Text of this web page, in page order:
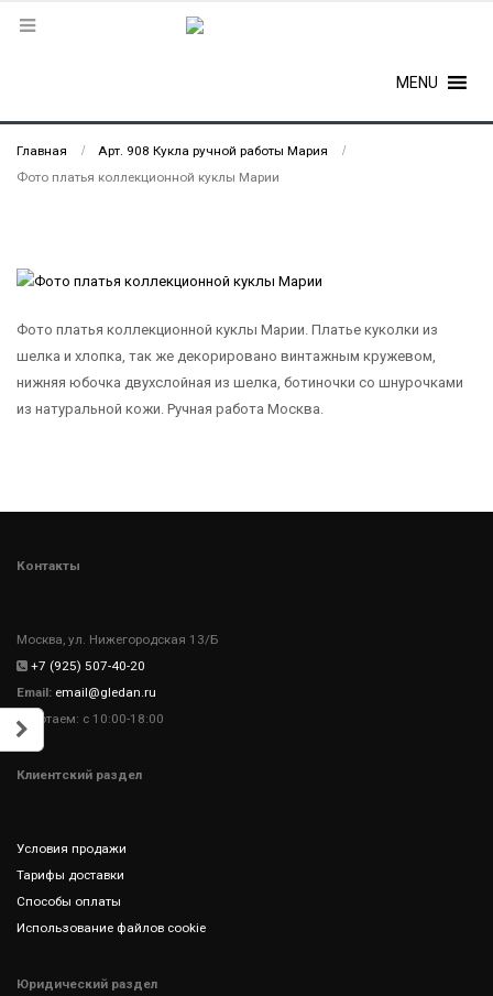
MENU
Главная
Арт. 908 Кукла ручной работы Мария
Фото платья коллекционной куклы Марии
Фото платья коллекционной куклы Марии. Платье куколки из
шелка и хлопка, так же декорировано винтажным кружевом,
нижняя юбочка двухслойная из шелка, ботиночки со шнурочками
из натуральной кожи. Ручная работа Москва.
Контакты
Москва, ул. Нижегородская 13/Б
+7 (925) 507-40-20
Email: email@gledan.ru
Работаем: с 10:00-18:00
Клиентский раздел
Условия продажи
Тарифы доставки
Способы оплаты
Использование файлов cookie
Юридический раздел